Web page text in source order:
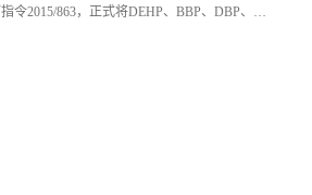
令2015/863，正式将DEHP、BBP、DBP、